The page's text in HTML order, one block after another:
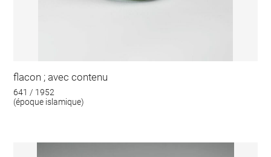
flacon ; avec contenu
641 / 1952
(époque islamique)